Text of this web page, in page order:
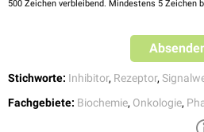
Resistenz
Unter Therapie mit SMO-Inhibitoren
Mutationen
500 Zeichen verbleibend. Mindestens 5 Zeichen
Stichworte: Inhibitor, Rezeptor,
Fachgebiete: Biochemie, Onkologie,